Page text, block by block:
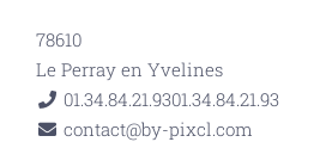
78610
Le Perray en Yvelines
01.34.84.21.9301.34.84.21.93
contact@by-pixcl.com